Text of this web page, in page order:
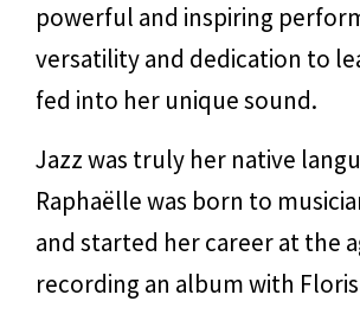
powerful and inspiring
versatility and dedication to
fed into her unique sound.
Jazz was truly her native
Raphaëlle was born to
and started her career at the
recording an album with